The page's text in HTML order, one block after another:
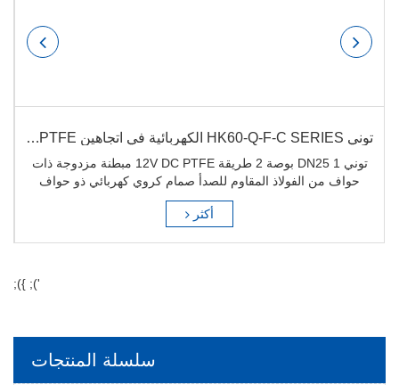
توني HK60-Q-F-C SERIES الكهربائية في اتجاهين PTFE اصطف صمام كروي كهربائي مزدوج من الفولاذ المقاوم للصدأ
توني DN25 1 بوصة 2 طريقة 12V DC PTFE مبطنة مزدوجة ذات
حواف من الفولاذ المقاوم للصدأ صمام كروي كهربائي ذو حواف
أكثر
'); });
سلسلة المنتجات